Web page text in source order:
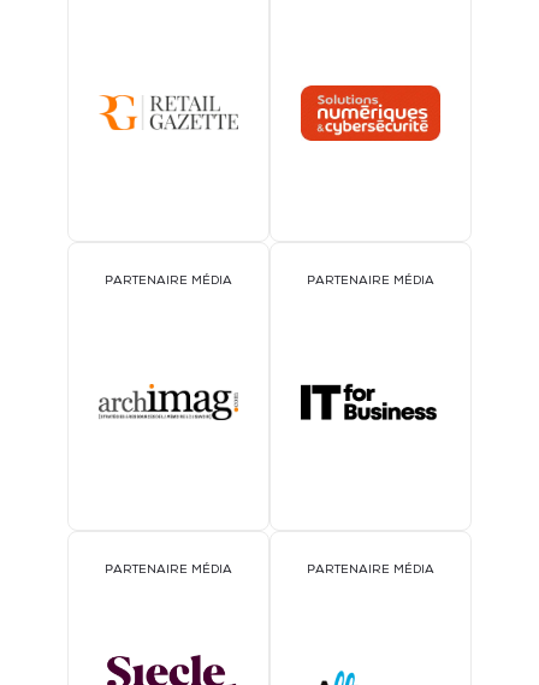
PARTENAIRE MÉDIA PARTENAIRE MÉDIA
PARTENAIRE MÉDIA PARTENAIRE MÉDIA